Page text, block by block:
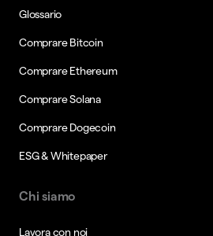
Glossario
Comprare Bitcoin
Comprare Ethereum
Comprare Solana
Comprare Dogecoin
ESG & Whitepaper
Chi siamo
Lavora con noi